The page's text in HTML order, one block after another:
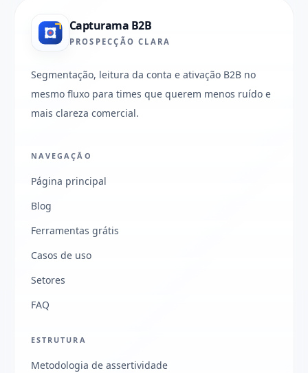
Capturama B2B
PROSPECÇÃO CLARA
Segmentação, leitura da conta e ativação B2B no
mesmo fluxo para times que querem menos ruído e
mais clareza comercial.
NAVEGAÇÃO
Página principal
Blog
Ferramentas grátis
Casos de uso
Setores
FAQ
ESTRUTURA
Metodologia de assertividade